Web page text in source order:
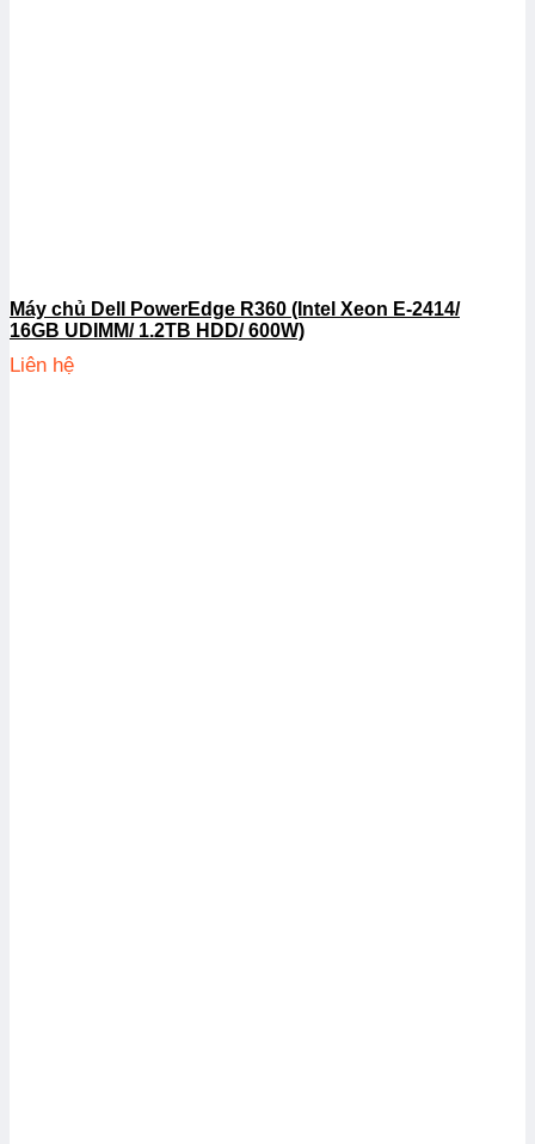
Máy chủ Dell PowerEdge R360 (Intel Xeon E-2414/
16GB UDIMM/ 1.2TB HDD/ 600W)
Liên hệ